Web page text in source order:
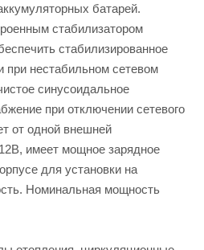
батарей.
стабилизатором
стабилизированное
при нестабильном сетевом
синусоидальное
при отключении сетевого
от одной внешней
имеет мощное зарядное
для установки на
Номинальная мощность